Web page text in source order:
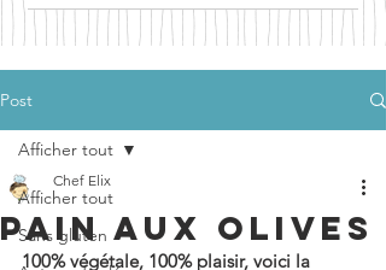
Post
Afficher tout
Sans gluten
Afficher tout
PAIN AUX OLIVES
Chef Elix
100% végétale, 100% plaisir, voici la